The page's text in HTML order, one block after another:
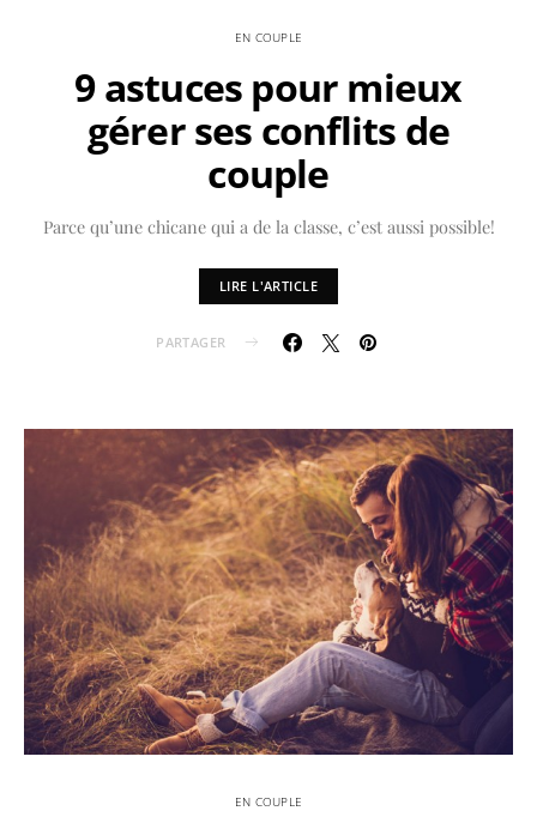
EN COUPLE
9 astuces pour mieux
gérer ses conflits de
couple
Parce qu’une chicane qui a de la classe, c’est aussi possible!
LIRE L'ARTICLE
PARTAGER
EN COUPLE